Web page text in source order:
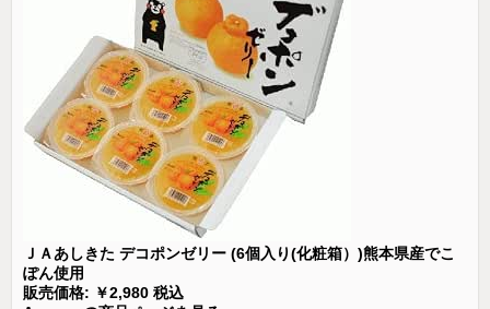
ＪＡあしきた デコポンゼリー (6個入り(化粧箱）)熊本県産でこ
ぽん使用
販売価格: ￥2,980 税込